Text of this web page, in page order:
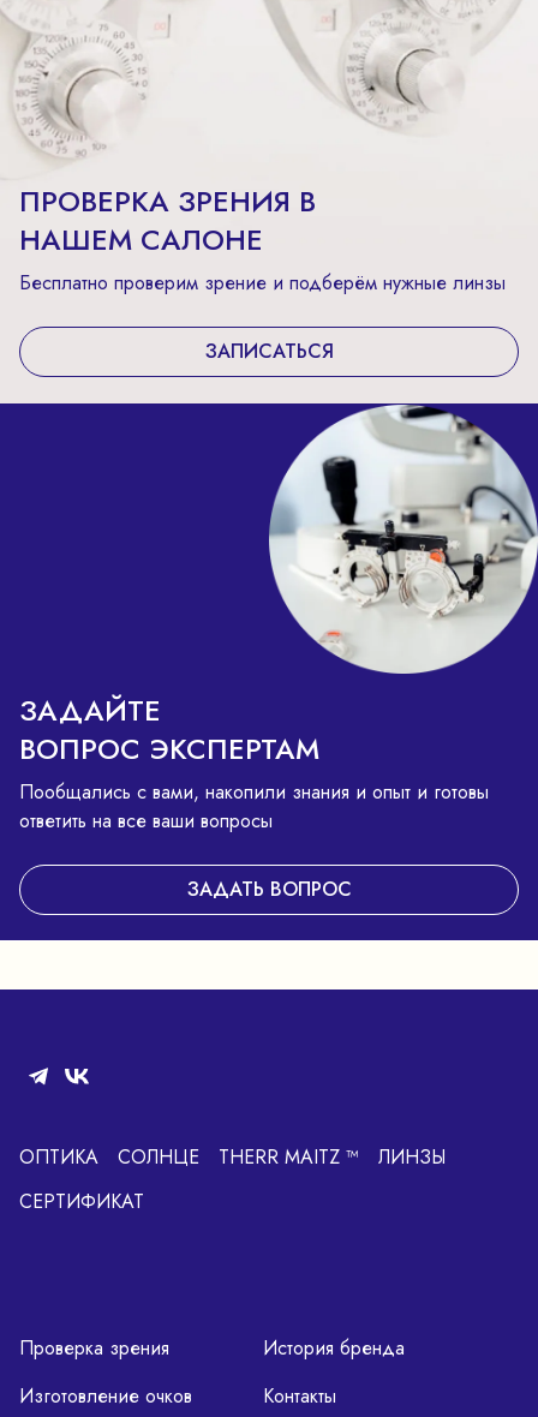
ПРОВЕРКА ЗРЕНИЯ В
НАШЕМ САЛОНЕ
Бесплатно проверим зрение и подберём нужные линзы
ЗАПИСАТЬСЯ
ЗАДАЙТЕ
ВОПРОС ЭКСПЕРТАМ
Пообщались с вами, накопили знания и опыт и готовы
ответить на все ваши вопросы
ЗАДАТЬ ВОПРОС
ОПТИКА СОЛНЦЕ THERR MAITZ ™
ЛИНЗЫ
СЕРТИФИКАТ
Проверка зрения
Изготовление очков
История бренда
Контакты